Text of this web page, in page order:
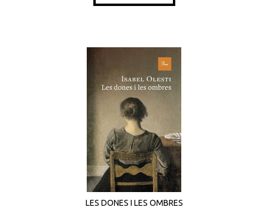
LES DONES I LES OMBRES